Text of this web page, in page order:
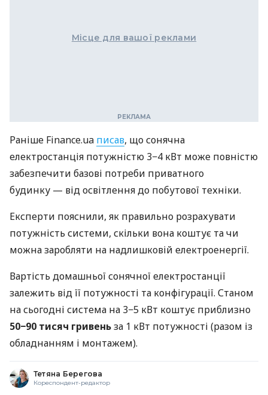
Місце для вашої реклами
Раніше Finance.ua писав, що сонячна
електростанція потужністю 3−4 кВт може повністю
забезпечити базові потреби приватного
будинку — від освітлення до побутової техніки.
Експерти пояснили, як правильно розрахувати
потужність системи, скільки вона коштує та чи
можна заробляти на надлишковій електроенергії.
Вартість домашньої сонячної електростанції
залежить від її потужності та конфігурації. Станом
на сьогодні система на 3−5 кВт коштує приблизно
50−90 тисяч гривеньза 1 кВт потужності (разом із
обладнанням і монтажем).
Тетяна Берегова
Кореспондент-редактор